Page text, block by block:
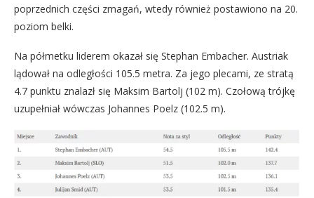
poprzednich części zmagań, wtedy również postawiono na 20.
poziom belki.
Na półmetku liderem okazał się Stephan Embacher. Austriak
lądował na odległości 105.5 metra. Za jego plecami, ze stratą
4.7 punktu znalazł się Maksim Bartolj (102 m). Czołową trójkę
uzupełniał wówczas Johannes Poelz (102.5 m).